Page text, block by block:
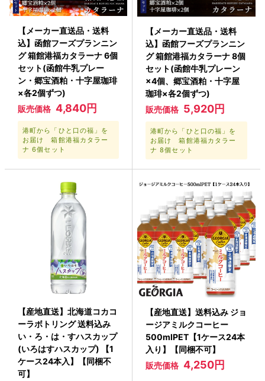
【メーカー直送品・送料
込】函館フーズプランニン
グ 箱館港福カタラーナ 6個
セット(函館牛乳プレー
ン・郷宝酒粕・十字屋珈琲
×各2個ずつ)
販売価格 4,840円
港町から「ひと口の福」を
お届け 箱館港福カタラー
ナ 6個セット
【メーカー直送品・送料
込】函館フーズプランニン
グ 箱館港福カタラーナ 8個
セット(函館牛乳プレーン
×4個、郷宝酒粕・十字屋
珈琲×各2個ずつ)
販売価格 5,920円
港町から「ひと口の福」を
お届け 箱館港福カタラー
ナ 8個セット
【産地直送】北海道コカコ
ーラボトリング 送料込み
い・ろ・は・すハスカップ
(いろはすハスカップ) 【1
ケース24本入】【同梱不
可】
【産地直送】送料込み ジョ
ージアミルクコーヒー
500mlPET【1ケース24本
入り】【同梱不可】
販売価格 4,250円